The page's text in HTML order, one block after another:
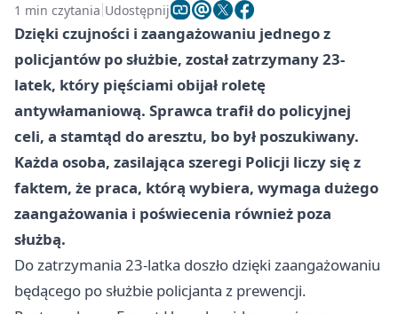
1 min czytania Udostępnij
Dzięki czujności i zaangażowaniu jednego z
policjantów po służbie, został zatrzymany 23-
latek, który pięściami obijał roletę
antywłamaniową. Sprawca trafił do policyjnej
celi, a stamtąd do aresztu, bo był poszukiwany.
Każda osoba, zasilająca szeregi Policji liczy się z
faktem, że praca, którą wybiera, wymaga dużego
zaangażowania i poświecenia również poza
służbą.
Do zatrzymania 23-latka doszło dzięki zaangażowaniu
będącego po służbie policjanta z prewencji.